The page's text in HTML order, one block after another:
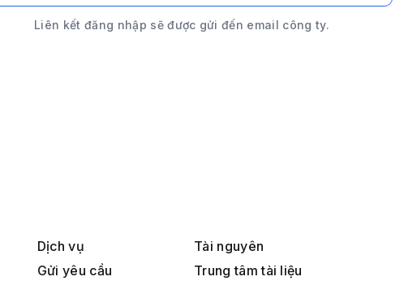
Liên kết đăng nhập sẽ được gửi đến email công ty.
Dịch vụ
Gửi yêu cầu
Tài nguyên
Trung tâm tài liệu